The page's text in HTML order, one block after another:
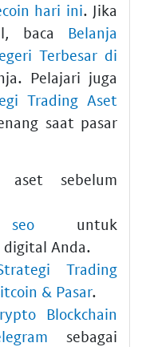
hari ini. Jika
baca Belanja
Terbesar di
Pelajari juga
Trading Aset
saat pasar
aset sebelum
untuk
digital Anda.
Trading
& Pasar.
Blockchain
sebagai